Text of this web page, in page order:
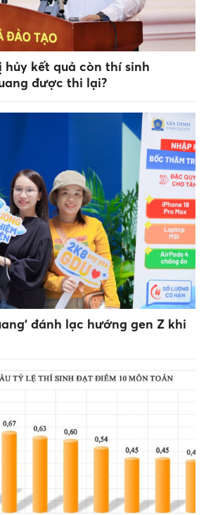
hủy kết quả còn thí sinh
được thi lại?
đánh lạc hướng gen Z khi